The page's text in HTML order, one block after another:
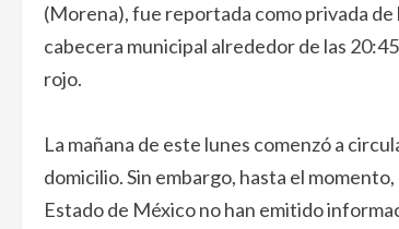
(Morena), fue reportada como privada
cabecera municipal alrededor de las
rojo.
La mañana de este lunes comenzó a
domicilio. Sin embargo, hasta el
Estado de México no han emitido